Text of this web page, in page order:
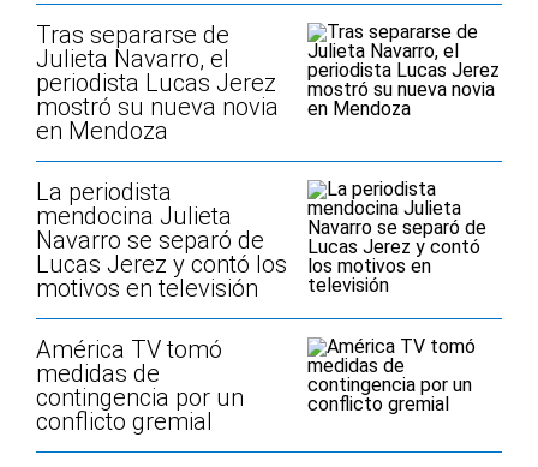
Tras separarse de
Julieta Navarro, el
periodista Lucas Jerez
mostró su nueva novia
en Mendoza
La periodista
mendocina Julieta
Navarro se separó de
Lucas Jerez y contó los
motivos en televisión
América TV tomó
medidas de
contingencia por un
conflicto gremial